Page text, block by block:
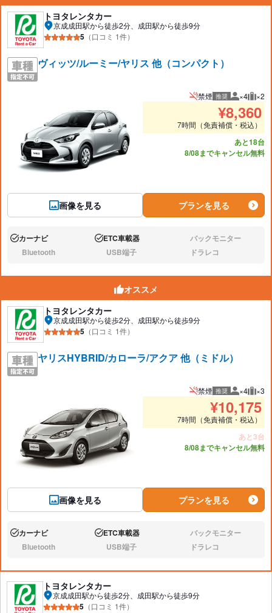
トヨタレンタカー
京成成田駅から徒歩2分、成田駅から徒歩9分
5 （口コミ 1件）
ヴィッツ/ルーミー/ヤリス 他（コンパクト）
画像を見る
禁煙 推奨 推奨人数
×4 推奨
×2
¥8,360
7時間（免責補償・税込）
あと18台
8/08までキャンセル無料
プランを見る
あり:カーナビ あり:ETC車載器 なし:バックモニター
なし:Bluetooth なし:USB端子 なし:ドラレコ
オススメ
トヨタレンタカー
京成成田駅から徒歩2分、成田駅から徒歩9分
5 （口コミ 1件）
ヤリスHYBRID/カローラ/アクア 他（ミドル）
画像を見る
禁煙 推奨 推奨人数
×4 推奨
×3
¥10,175
7時間（免責補償・税込）
あと3台
8/08までキャンセル無料
プランを見る
あり:カーナビ あり:ETC車載器 なし:バックモニター
なし:Bluetooth なし:USB端子 なし:ドラレコ
トヨタレンタカー
京成成田駅から徒歩2分、成田駅から徒歩9分
5 （口コミ 1件）